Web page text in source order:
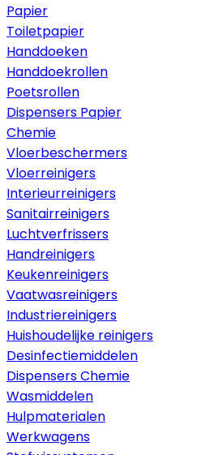
Papier
Toiletpapier
Handdoeken
Handdoekrollen
Poetsrollen
Dispensers Papier
Chemie
Vloerbeschermers
Vloerreinigers
Interieurreinigers
Sanitairreinigers
Luchtverfrissers
Handreinigers
Keukenreinigers
Vaatwasreinigers
Industriereinigers
Huishoudelijke reinigers
Desinfectiemiddelen
Dispensers Chemie
Wasmiddelen
Hulpmaterialen
Werkwagens